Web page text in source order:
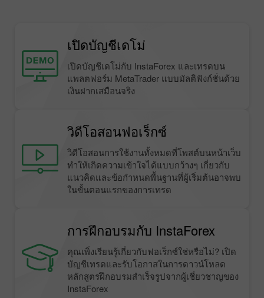
เปิดบัญชีเดโม่
เปิดบัญชีเดโม่กับ InstaForex และเทรดบน
แพลตฟอร์ม MetaTrader แบบมัลติฟังก์ชั่นด้วย
เงินฝากเสมือนจริง
วิดีโอสอนฟอเร็กซ์
วิดีโอสอนการใช้งานทั้งหมดที่โพสต์บนหน้าเว็บ
ทำให้เกิดความเข้าใจได้แบบกว้างๆ เกี่ยวกับ
แนวคิดและข้อกำหนดพื้นฐานที่ผู้เริ่มต้นอาจพบ
ในขั้นตอนแรกของการเทรด
การฝึกอบรมกับ InstaForex
คุณเพิ่งเรียนรู้เกี่ยวกับฟอเร็กซ์ใช่หรือไม่? เปิด
บัญชีเทรดและรับโอกาสในการดาวน์โหลด
หลักสูตรฝึกอบรมสำเร็จรูปจากผู้เชี่ยวชาญของ
InstaForex